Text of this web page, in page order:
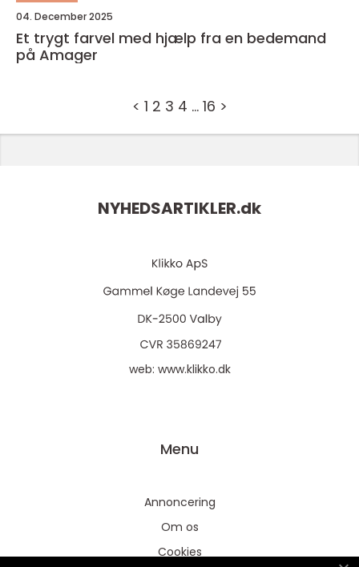
04. December 2025
Et trygt farvel med hjælp fra en bedemand
på Amager
< 1 2 3 4 … 16 >
NYHEDSARTIKLER.dk
web: www.klikko.dk
Menu
Annoncering
Om os
Cookies